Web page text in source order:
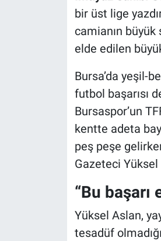
bir üst lige
camianın
elde edilen
Bursa’da yeşil-
futbol başarısı
Bursaspor’un
kentte adeta
peş peşe
Gazeteci Yüksel
“Bu başarı
Yüksel Aslan,
tesadüf